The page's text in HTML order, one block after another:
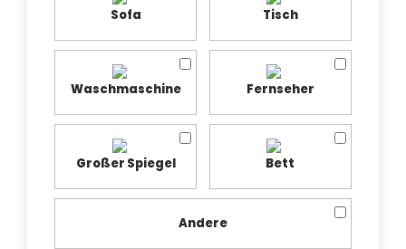
Sofa Tisch
Waschmaschine Fernseher
Großer Spiegel Bett
Andere